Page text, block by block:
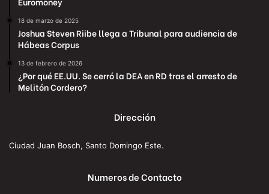
18 de marzo de 2025
Joshua Steven Riibe llega a Tribunal para audiencia de
Hábeas Corpus
13 de febrero de 2026
¿Por qué EE.UU. Se cerró la DEA en RD tras el arresto de
Melitón Cordero?
Dirección
Ciudad Juan Bosch, Santo Domingo Este.
Numeros de Contacto